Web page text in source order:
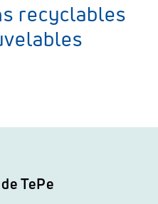
recyclables
TePe